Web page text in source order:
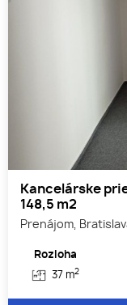
Kancelárske
148,5 m2
Prenájom,
Rozloha
37 m2